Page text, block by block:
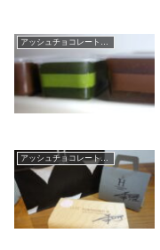
アッシュチョコレートワールド
アッシュチョコレートワールド